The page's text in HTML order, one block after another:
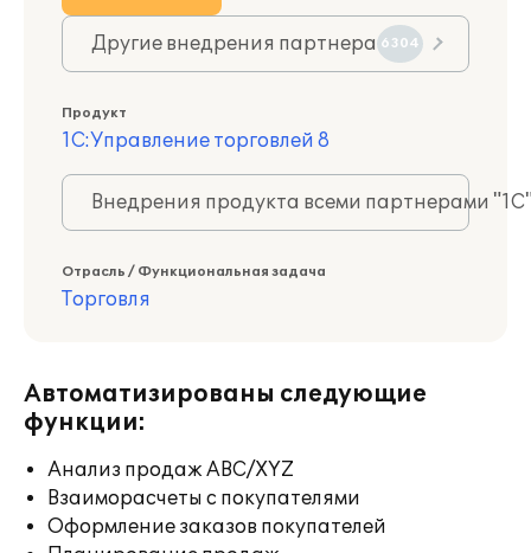
Другие внедрения партнера 6304
Продукт
1С:Управление торговлей 8
Внедрения продукта всеми партнерами
Отрасль / Функциональная задача
Торговля
Автоматизированы следующие
функции:
Анализ продаж ABC/XYZ
Взаиморасчеты с покупателями
Оформление заказов покупателей